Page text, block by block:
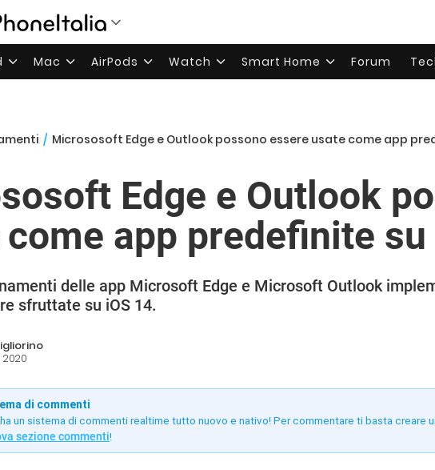
Mac AirPods Watch Smart Home Forum
/ Micrososoft Edge e Outlook possono essere usate come app
Edge e Outlook
app predefinite su
delle app Microsoft Edge e Microsoft Outlook
sfruttate su iOS 14.
2020
di commenti
un sistema di commenti realtime tutto nuovo e nativo! Per commentare ti basta creare
sezione commenti!